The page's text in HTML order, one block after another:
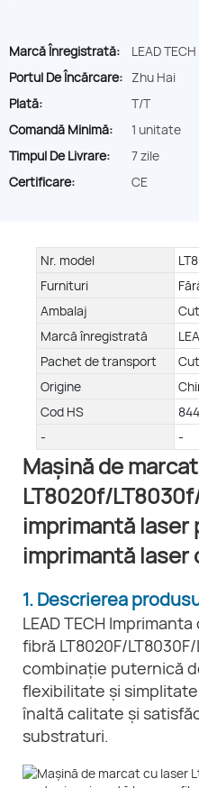
Marcă Înregistrată:
LEAD TECH
Portul De Încărcare: Zhu Hai
Plată:
T/T
Comandă Minimă:
1 unitate
Timpul De Livrare:
7 zile
Certificare:
CE
Nr. model
Furnituri
Ambalaj
Marcă înregistrată
Pachet de transport
Origine
Cod HS
-
-
Mașină de
LT8020f/
imprimantă laser
imprimantă laser
1. Descrierea
LEAD TECH
fibră LT8020F/
combinație puternică
flexibilitate și
înaltă calitate și
substraturi.